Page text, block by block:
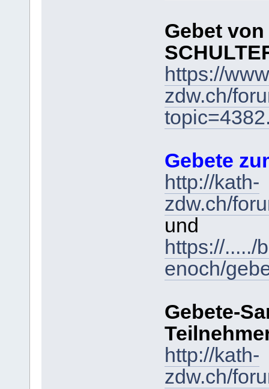
Gebet
https://
zdw.ch/
Gebete
http://kath-
zdw.ch/
und
https://...../
enoch/
Gebete-
http://kath-
zdw.ch/